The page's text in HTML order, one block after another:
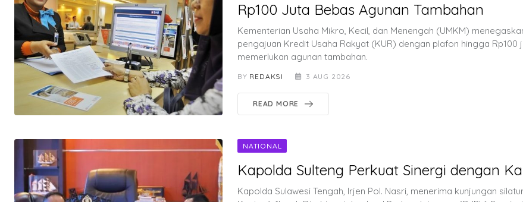
Rp100 Juta Bebas Agunan Tambahan
Kementerian Usaha Mikro, Kecil, dan Menengah (UMKM)
pengajuan Kredit Usaha Rakyat (KUR) dengan plafon hingga Rp100
memerlukan agunan tambahan.
BY REDAKSI 3 AUG 2026
READ MORE
NATIONAL
Kapolda Sulteng Perkuat Sinergi dengan
Kapolda Sulawesi Tengah, Irjen Pol. Nasri, menerima kunjungan